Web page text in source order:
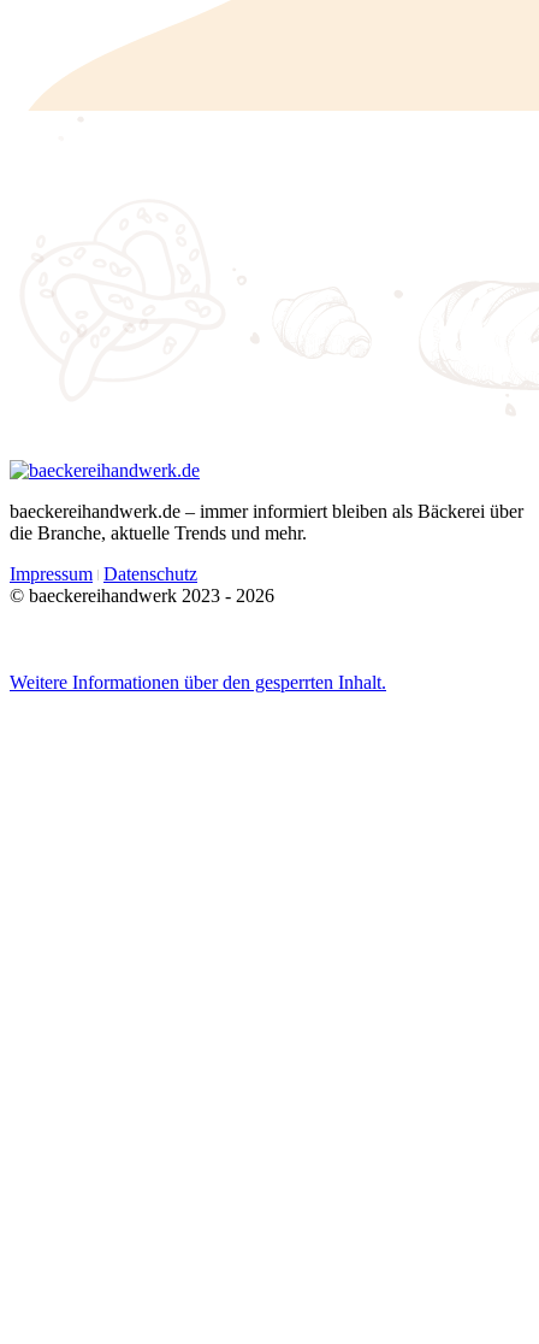
baeckereihandwerk.de – immer informiert bleiben als Bäckerei über
die Branche, aktuelle Trends und mehr.
Impressum Datenschutz
© baeckereihandwerk 2023 - 2026
Weitere Informationen über den gesperrten Inhalt.